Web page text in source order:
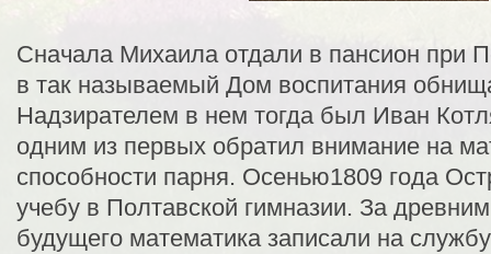
Сначала Михаила отдали в пансион при
в так называемый Дом воспитания
Надзирателем в нем тогда был Иван
одним из первых обратил внимание на
способности парня. Осенью1809 года
учебу в Полтавской гимназии. За
будущего математика записали на